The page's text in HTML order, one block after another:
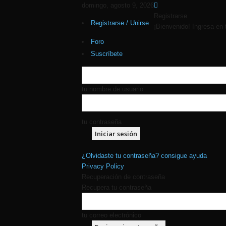
domingo, agosto 9, 2026
Registrarse / Unirse
Foro
Suscríbete
Registrarse
¡Bienvenido! Ingresa en
tu nombre de usuario
tu contraseña
¿Olvidaste tu contraseña? consigue ayuda
Privacy Policy
Recuperación de contraseña
Recupera tu contraseña
tu correo electrónico